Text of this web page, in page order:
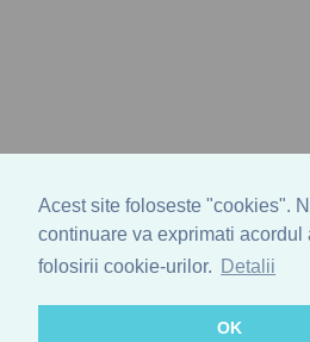
Acest site foloseste "cookies".
continuare va exprimati acordul
folosirii cookie-urilor.
Detalii
OK